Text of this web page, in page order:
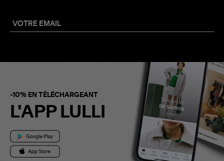
-10% EN TÉLÉCHARGEANT
L'APP LULLI